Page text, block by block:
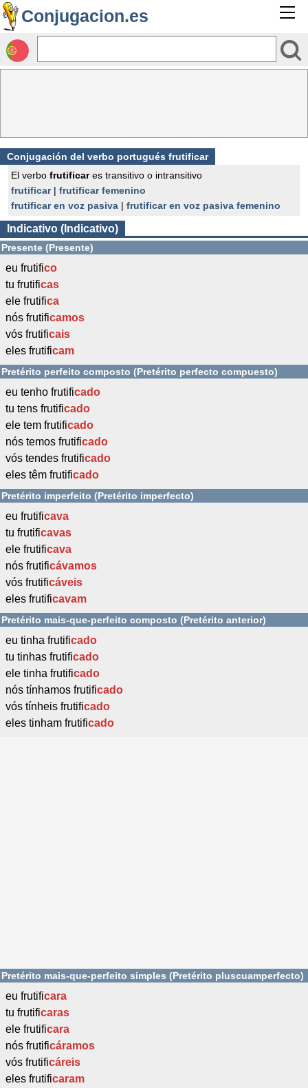
Conjugacion.es
Conjugación del verbo portugués frutificar
El verbo frutificares transitivo o intransitivo
frutificar| frutificar femenino
frutificar en voz pasiva | frutificar en voz pasiva femenino
Indicativo (Indicativo)
Presente (Presente)
eu frutifico
tu frutificas
ele frutifica
nós frutificamos
vós frutificais
eles frutificam
Pretérito perfeito composto (Pretérito perfecto compuesto)
eu tenho frutificado
tu tens frutificado
ele tem frutificado
nós temos frutificado
vós tendes frutificado
eles têm frutificado
Pretérito imperfeito (Pretérito imperfecto)
eu frutificava
tu frutificavas
ele frutificava
nós frutificávamos
vós frutificáveis
eles frutificavam
Pretérito mais-que-perfeito composto (Pretérito anterior)
eu tinha frutificado
tu tinhas frutificado
ele tinha frutificado
nós tínhamos frutificado
vós tínheis frutificado
eles tinham frutificado
Pretérito mais-que-perfeito simples (Pretérito pluscuamperfecto)
eu frutificara
tu frutificaras
ele frutificara
nós frutificáramos
vós frutificáreis
eles frutificaram